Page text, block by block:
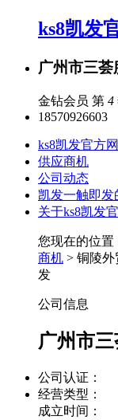
ks8凯发
广州市三荟
金钻会员 第 4
18570926603
ks8凯发官方
供应商机
公司动态
凯发一触即发
关于ks8凯发
您现在的位置
商机 > 铜陵
发
公司信息
广州市三
公司认证：
经营类型：
成立时间：